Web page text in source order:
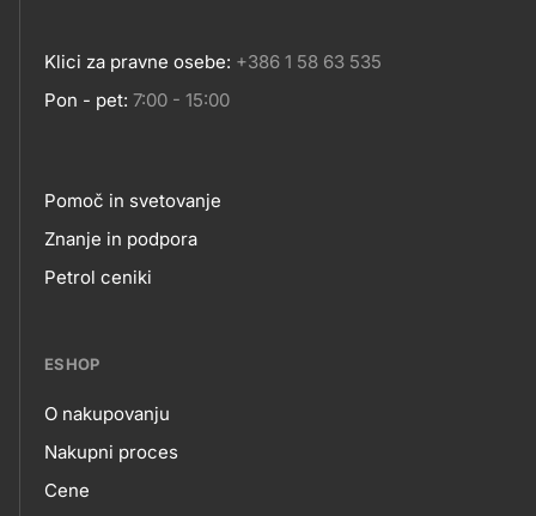
Klici za pravne osebe: +386 1 58 63 535
Pon - pet: 7:00 - 15:00
Footer
links
Pomoč in svetovanje
Znanje in podpora
Petrol ceniki
ESHOP
eshop
O nakupovanju
Nakupni proces
Cene